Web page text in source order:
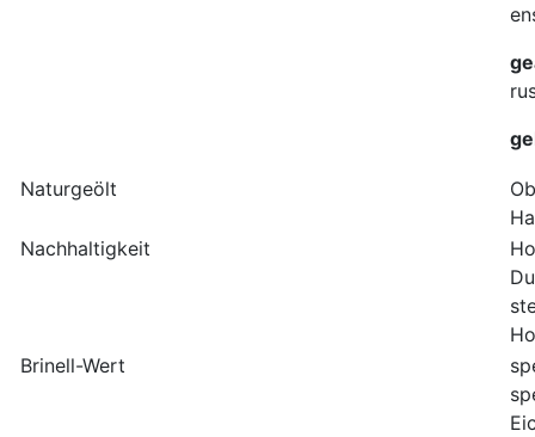
Naturgeölt
Nachhaltigkeit
Brinell-Wert